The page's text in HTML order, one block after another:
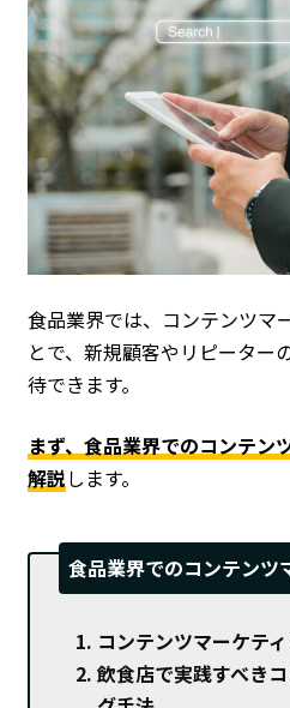
食品業界では、コンテンツマ
とで、新規顧客やリピーター
待できます。
まず、食品業界でのコンテン
解説します。
食品業界でのコンテンツ
コンテンツマーケテ
飲食店で実践すべき